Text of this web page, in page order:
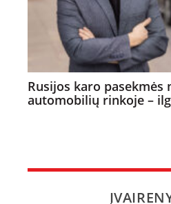
Rusijos karo pasekmės
automobilių rinkoje –